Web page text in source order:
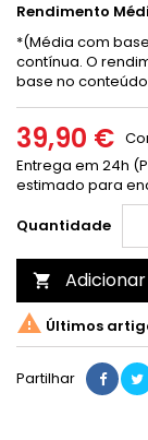
Rendimento
*(Média com
contínua. O
base no
39,90 €
Entrega em 24h
estimado para
Quantidade

 Últimos
Partilhar